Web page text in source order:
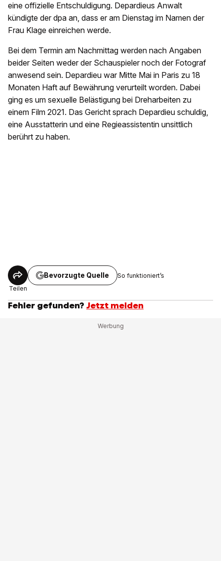
eine offizielle Entschuldigung. Depardieus Anwalt
kündigte der dpa an, dass er am Dienstag im Namen der
Frau Klage einreichen werde.
Bei dem Termin am Nachmittag werden nach Angaben
beider Seiten weder der Schauspieler noch der Fotograf
anwesend sein. Depardieu war Mitte Mai in Paris zu 18
Monaten Haft auf Bewährung verurteilt worden. Dabei
ging es um sexuelle Belästigung bei Dreharbeiten zu
einem Film 2021. Das Gericht sprach Depardieu schuldig,
eine Ausstatterin und eine Regieassistentin unsittlich
berührt zu haben.
Teilen
Bevorzugte Quelle So funktioniert’s
Fehler gefunden? Jetzt melden